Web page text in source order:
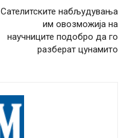
Сателитските набљудувања
им овозможија на
научниците подобро да го
разберат цунамито